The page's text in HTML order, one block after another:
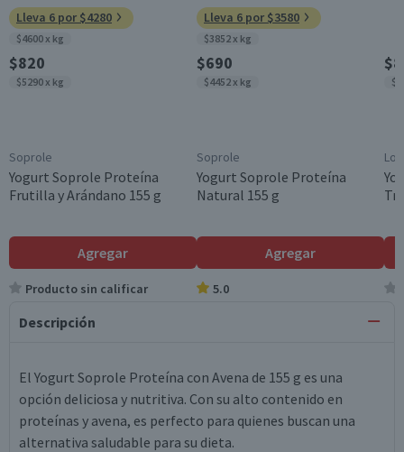
Lleva 6 por $4280
$4600 x kg
$820
$5290 x kg
Soprole
Yogurt Soprole Proteína
Frutilla y Arándano 155 g
Agregar
Producto sin calificar
Lleva 6 por $3580
$3852 x kg
$690
$4452 x kg
Soprole
Yogurt Soprole Proteína
Natural 155 g
Agregar
5.0
Descripción
El Yogurt Soprole Proteína con Avena de 155 g es una
opción deliciosa y nutritiva. Con su alto contenido en
proteínas y avena, es perfecto para quienes buscan una
alternativa saludable para su dieta.